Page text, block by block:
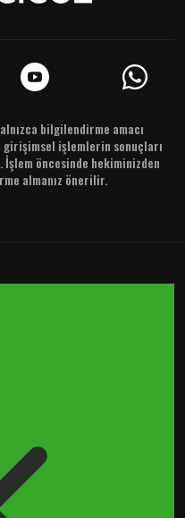
bilgilendirme amacı
girişimsel işlemlerin sonuçları
öncesinde hekiminizden
almanız önerilir.